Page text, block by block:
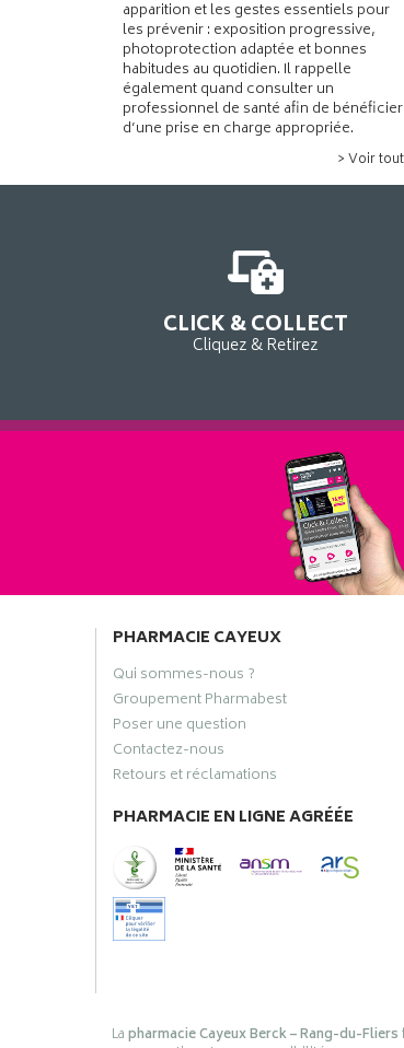
apparition et les gestes essentiels pour
les prévenir : exposition progressive,
photoprotection adaptée et bonnes
habitudes au quotidien. Il rappelle
également quand consulter un
professionnel de santé afin de bénéficier
d’une prise en charge appropriée.
> Voir
CLICK & COLLECT
Cliquez & Retirez
PHARMACIE CAYEUX
Qui sommes-nous ?
Groupement Pharmabest
Poser une question
Contactez-nous
Retours et réclamations
PHARMACIE EN LIGNE AGRÉÉE
Lapharmacie Cayeux Berck – Rang-du-Fliers